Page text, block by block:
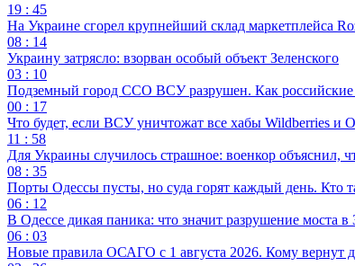
19 : 45
На Украине сгорел крупнейший склад маркетплейса
08 : 14
Украину затрясло: взорван особый объект Зеленского
03 : 10
Подземный город ССО ВСУ разрушен. Как
00 : 17
Что будет, если ВСУ уничтожат все хабы Wildberries и
11 : 58
Для Украины случилось страшное: военкор объяснил,
08 : 35
Порты Одессы пусты, но суда горят каждый день. Кто
06 : 12
В Одессе дикая паника: что значит разрушение моста
06 : 03
Новые правила ОСАГО с 1 августа 2026. Кому вернут